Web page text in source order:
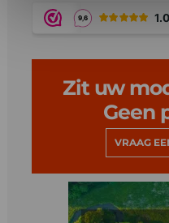
Zit uw
Geen
VRAAG